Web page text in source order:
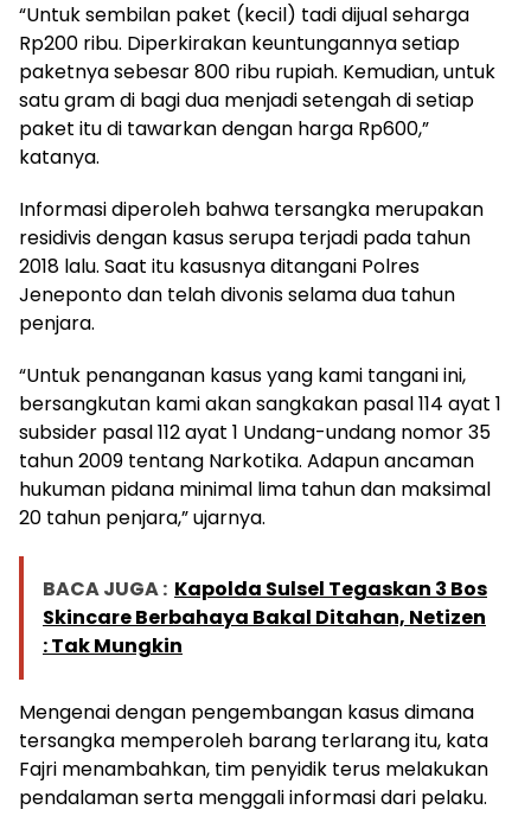
“Untuk sembilan paket (kecil) tadi dijual seharga
Rp200 ribu. Diperkirakan keuntungannya setiap
paketnya sebesar 800 ribu rupiah. Kemudian, untuk
satu gram di bagi dua menjadi setengah di setiap
paket itu di tawarkan dengan harga Rp600,”
katanya.
Informasi diperoleh bahwa tersangka merupakan
residivis dengan kasus serupa terjadi pada tahun
2018 lalu. Saat itu kasusnya ditangani Polres
Jeneponto dan telah divonis selama dua tahun
penjara.
“Untuk penanganan kasus yang kami tangani ini,
bersangkutan kami akan sangkakan pasal 114 ayat 1
subsider pasal 112 ayat 1 Undang-undang nomor 35
tahun 2009 tentang Narkotika. Adapun ancaman
hukuman pidana minimal lima tahun dan maksimal
20 tahun penjara,” ujarnya.
BACA JUGA : Kapolda Sulsel Tegaskan 3 Bos
Skincare Berbahaya Bakal Ditahan, Netizen
: Tak Mungkin
Mengenai dengan pengembangan kasus dimana
tersangka memperoleh barang terlarang itu, kata
Fajri menambahkan, tim penyidik terus melakukan
pendalaman serta menggali informasi dari pelaku.